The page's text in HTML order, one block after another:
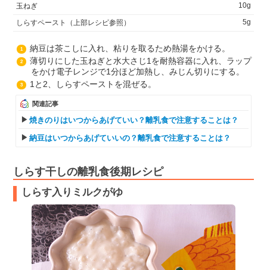
玉ねぎ 10g
しらすペースト（上部レシピ参照） 5g
1 納豆は茶こしに入れ、粘りを取るため熱湯をかける。
2
薄切りにした玉ねぎと水大さじ1を耐熱容器に入れ、ラップ
をかけ電子レンジで1分ほど加熱し、みじん切りにする。
3 1と2、しらすペーストを混ぜる。
関連記事
焼きのりはいつからあげていい？離乳食で注意することは？
納豆はいつからあげていいの？離乳食で注意することは？
しらす干しの離乳食後期レシピ
しらす入りミルクがゆ